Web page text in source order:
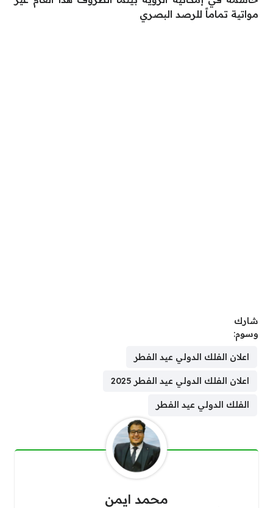
مواتية تماماً للرصد البصري
شارك
وسوم:
اعلان الفلك الدولي عيد الفطر
اعلان الفلك الدولي عيد الفطر 2025
الفلك الدولي عيد الفطر
محمد ايمن